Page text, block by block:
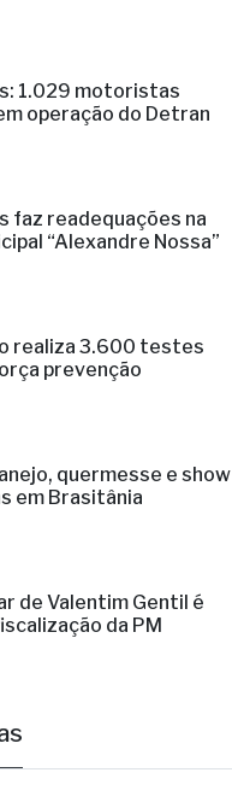
1.029 motoristas
operação do Detran
faz readequações na
“Alexandre Nossa”
realiza 3.600 testes
prevenção
quermesse e show
em Brasitânia
de Valentim Gentil é
da PM